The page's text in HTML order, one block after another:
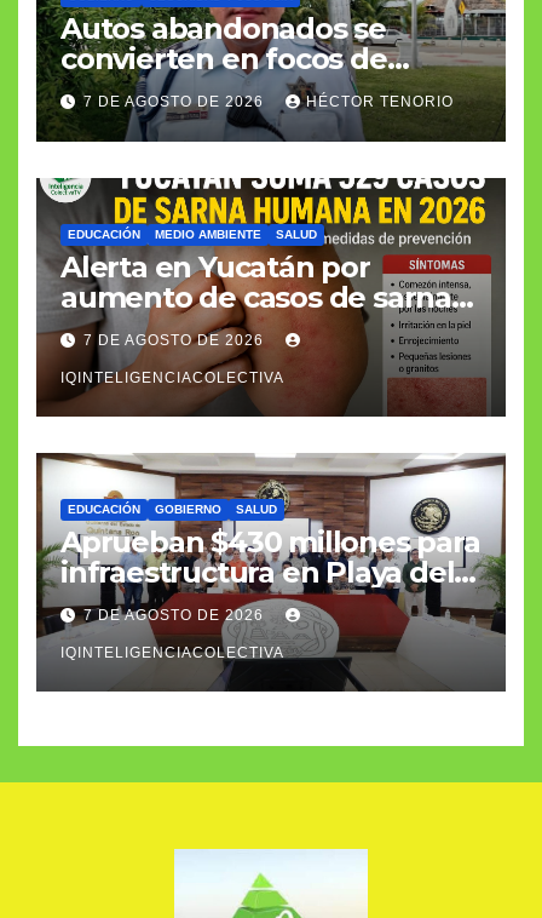
Autos abandonados se
convierten en focos de
infección e inseguridad
7 DE AGOSTO DE 2026 HÉCTOR TENORIO
EDUCACIÓN MEDIO AMBIENTE SALUD
Alerta en Yucatán por
aumento de casos de sarna
humana
7 DE AGOSTO DE 2026
IQINTELIGENCIACOLECTIVA
EDUCACIÓN GOBIERNO SALUD
Aprueban $430 millones para
infraestructura en Playa del
Carmen
7 DE AGOSTO DE 2026
IQINTELIGENCIACOLECTIVA